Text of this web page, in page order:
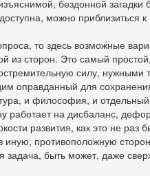
бездонной
можно
то здесь возможные
из сторон. Это самый
силу, нужными
оправданный для
и философия, и
работает на дисбаланс,
развития, как это не раз
иную, противоположную
быть может, даже